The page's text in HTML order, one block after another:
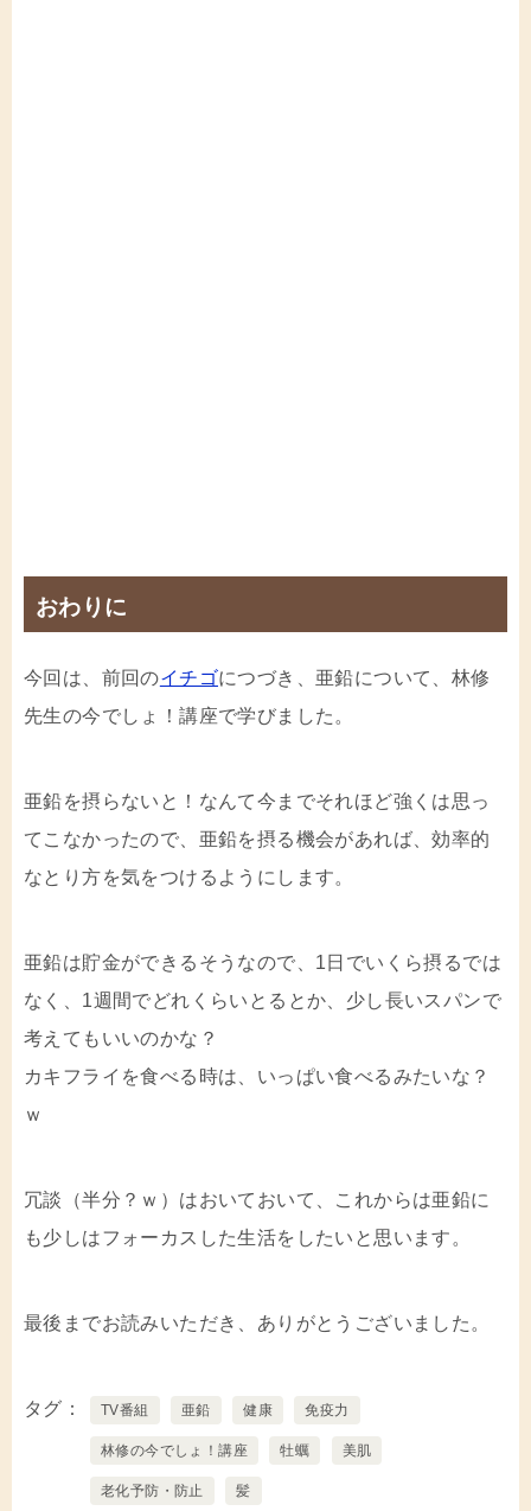
おわりに
今回は、前回のイチゴにつづき、亜鉛について、林修
先生の今でしょ！講座で学びました。
亜鉛を摂らないと！なんて今までそれほど強くは思っ
てこなかったので、亜鉛を摂る機会があれば、効率的
なとり方を気をつけるようにします。
亜鉛は貯金ができるそうなので、1日でいくら摂るでは
なく、1週間でどれくらいとるとか、少し長いスパンで
考えてもいいのかな？
カキフライを食べる時は、いっぱい食べるみたいな？
ｗ
冗談（半分？ｗ）はおいておいて、これからは亜鉛に
も少しはフォーカスした生活をしたいと思います。
最後までお読みいただき、ありがとうございました。
タグ TV番組 亜鉛 健康 免疫力
林修の今でしょ！講座 牡蠣 美肌
老化予防・防止 髪